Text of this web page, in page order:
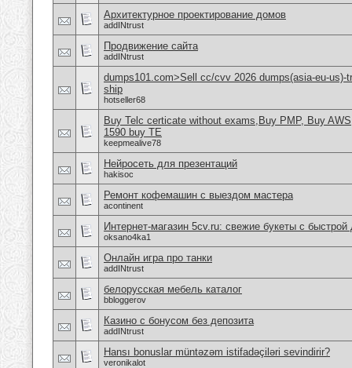
Aрхитектурное проектирование домов
addINtrust
Продвижение сайта
addINtrust
dumps101.com>Sell cc/cvv 2026 dumps(asia-eu-us)-
ship
hotseller68
Buy Telc certicate without exams,Buy PMP, Buy
1590 buy TE
keepmealive78
Нейросеть для презентаций
hakisoc
Ремонт кофемашин с выездом мастера
acontinent
Интернет-магазин 5cv.ru: свежие букеты с быстрой
oksano4ka1
Онлайн игра про танки
addINtrust
белорусская мебель каталог
bbloggerov
Казино с бонусом без депозита
addINtrust
Hansı bonuslar müntəzəm istifadəçiləri sevindirir?
veronikalot